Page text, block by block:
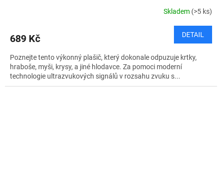
Skladem (>5 ks)
689 Kč DETAIL
Poznejte tento výkonný plašič, který dokonale odpuzuje krtky,
hraboše, myši, krysy, a jiné hlodavce. Za pomoci moderní
technologie ultrazvukových signálů v rozsahu zvuku s...